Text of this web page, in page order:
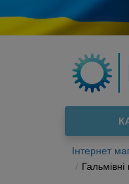
Інтернет